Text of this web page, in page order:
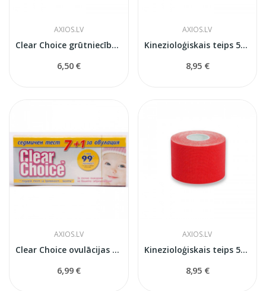
AXIOS.LV
Clear Choice grūtniecības tests-2 gb.
6,50 €
AXIOS.LV
Kinezioloģiskais teips 5см x 5м
8,95 €
AXIOS.LV
Clear Choice ovulācijas tests
6,99 €
AXIOS.LV
Kinezioloģiskais teips 5см x 5м
8,95 €